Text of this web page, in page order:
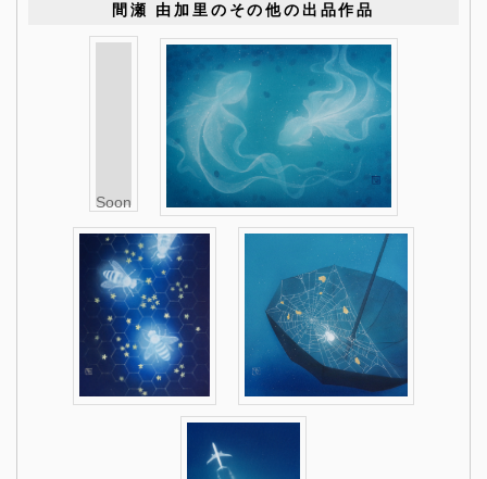
間瀬 由加里のその他の出品作品
Soon